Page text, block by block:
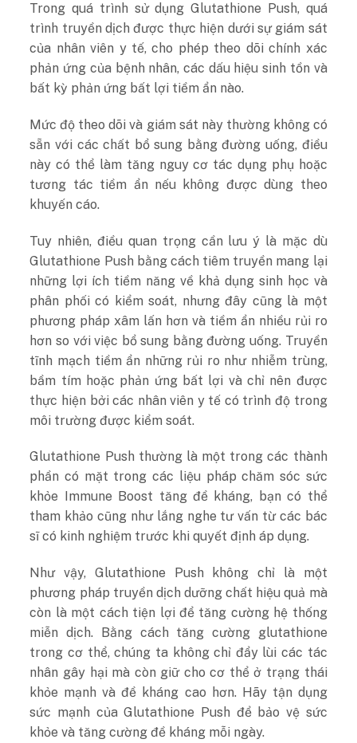
Trong quá trình sử dụng Glutathione Push, quá
trình truyền dịch được thực hiện dưới sự giám sát
của nhân viên y tế, cho phép theo dõi chính xác
phản ứng của bệnh nhân, các dấu hiệu sinh tồn và
bất kỳ phản ứng bất lợi tiềm ẩn nào.
Mức độ theo dõi và giám sát này thường không có
sẵn với các chất bổ sung bằng đường uống, điều
này có thể làm tăng nguy cơ tác dụng phụ hoặc
tương tác tiềm ẩn nếu không được dùng theo
khuyến cáo.
Tuy nhiên, điều quan trọng cần lưu ý là mặc dù
Glutathione Push bằng cách tiêm truyền mang lại
những lợi ích tiềm năng về khả dụng sinh học và
phân phối có kiểm soát, nhưng đây cũng là một
phương pháp xâm lấn hơn và tiềm ẩn nhiều rủi ro
hơn so với việc bổ sung bằng đường uống. Truyền
tĩnh mạch tiềm ẩn những rủi ro như nhiễm trùng,
bầm tím hoặc phản ứng bất lợi và chỉ nên được
thực hiện bởi các nhân viên y tế có trình độ trong
môi trường được kiểm soát.
Glutathione Push thường là một trong các thành
phần có mặt trong các liệu pháp chăm sóc sức
khỏe Immune Boost tăng đề kháng, bạn có thể
tham khảo cũng như lắng nghe tư vấn từ các bác
sĩ có kinh nghiệm trước khi quyết định áp dụng.
Như vậy, Glutathione Push không chỉ là một
phương pháp truyền dịch dưỡng chất hiệu quả mà
còn là một cách tiện lợi để tăng cường hệ thống
miễn dịch. Bằng cách tăng cường glutathione
trong cơ thể, chúng ta không chỉ đẩy lùi các tác
nhân gây hại mà còn giữ cho cơ thể ở trạng thái
khỏe mạnh và đề kháng cao hơn. Hãy tận dụng
sức mạnh của Glutathione Push để bảo vệ sức
khỏe và tăng cường đề kháng mỗi ngày.